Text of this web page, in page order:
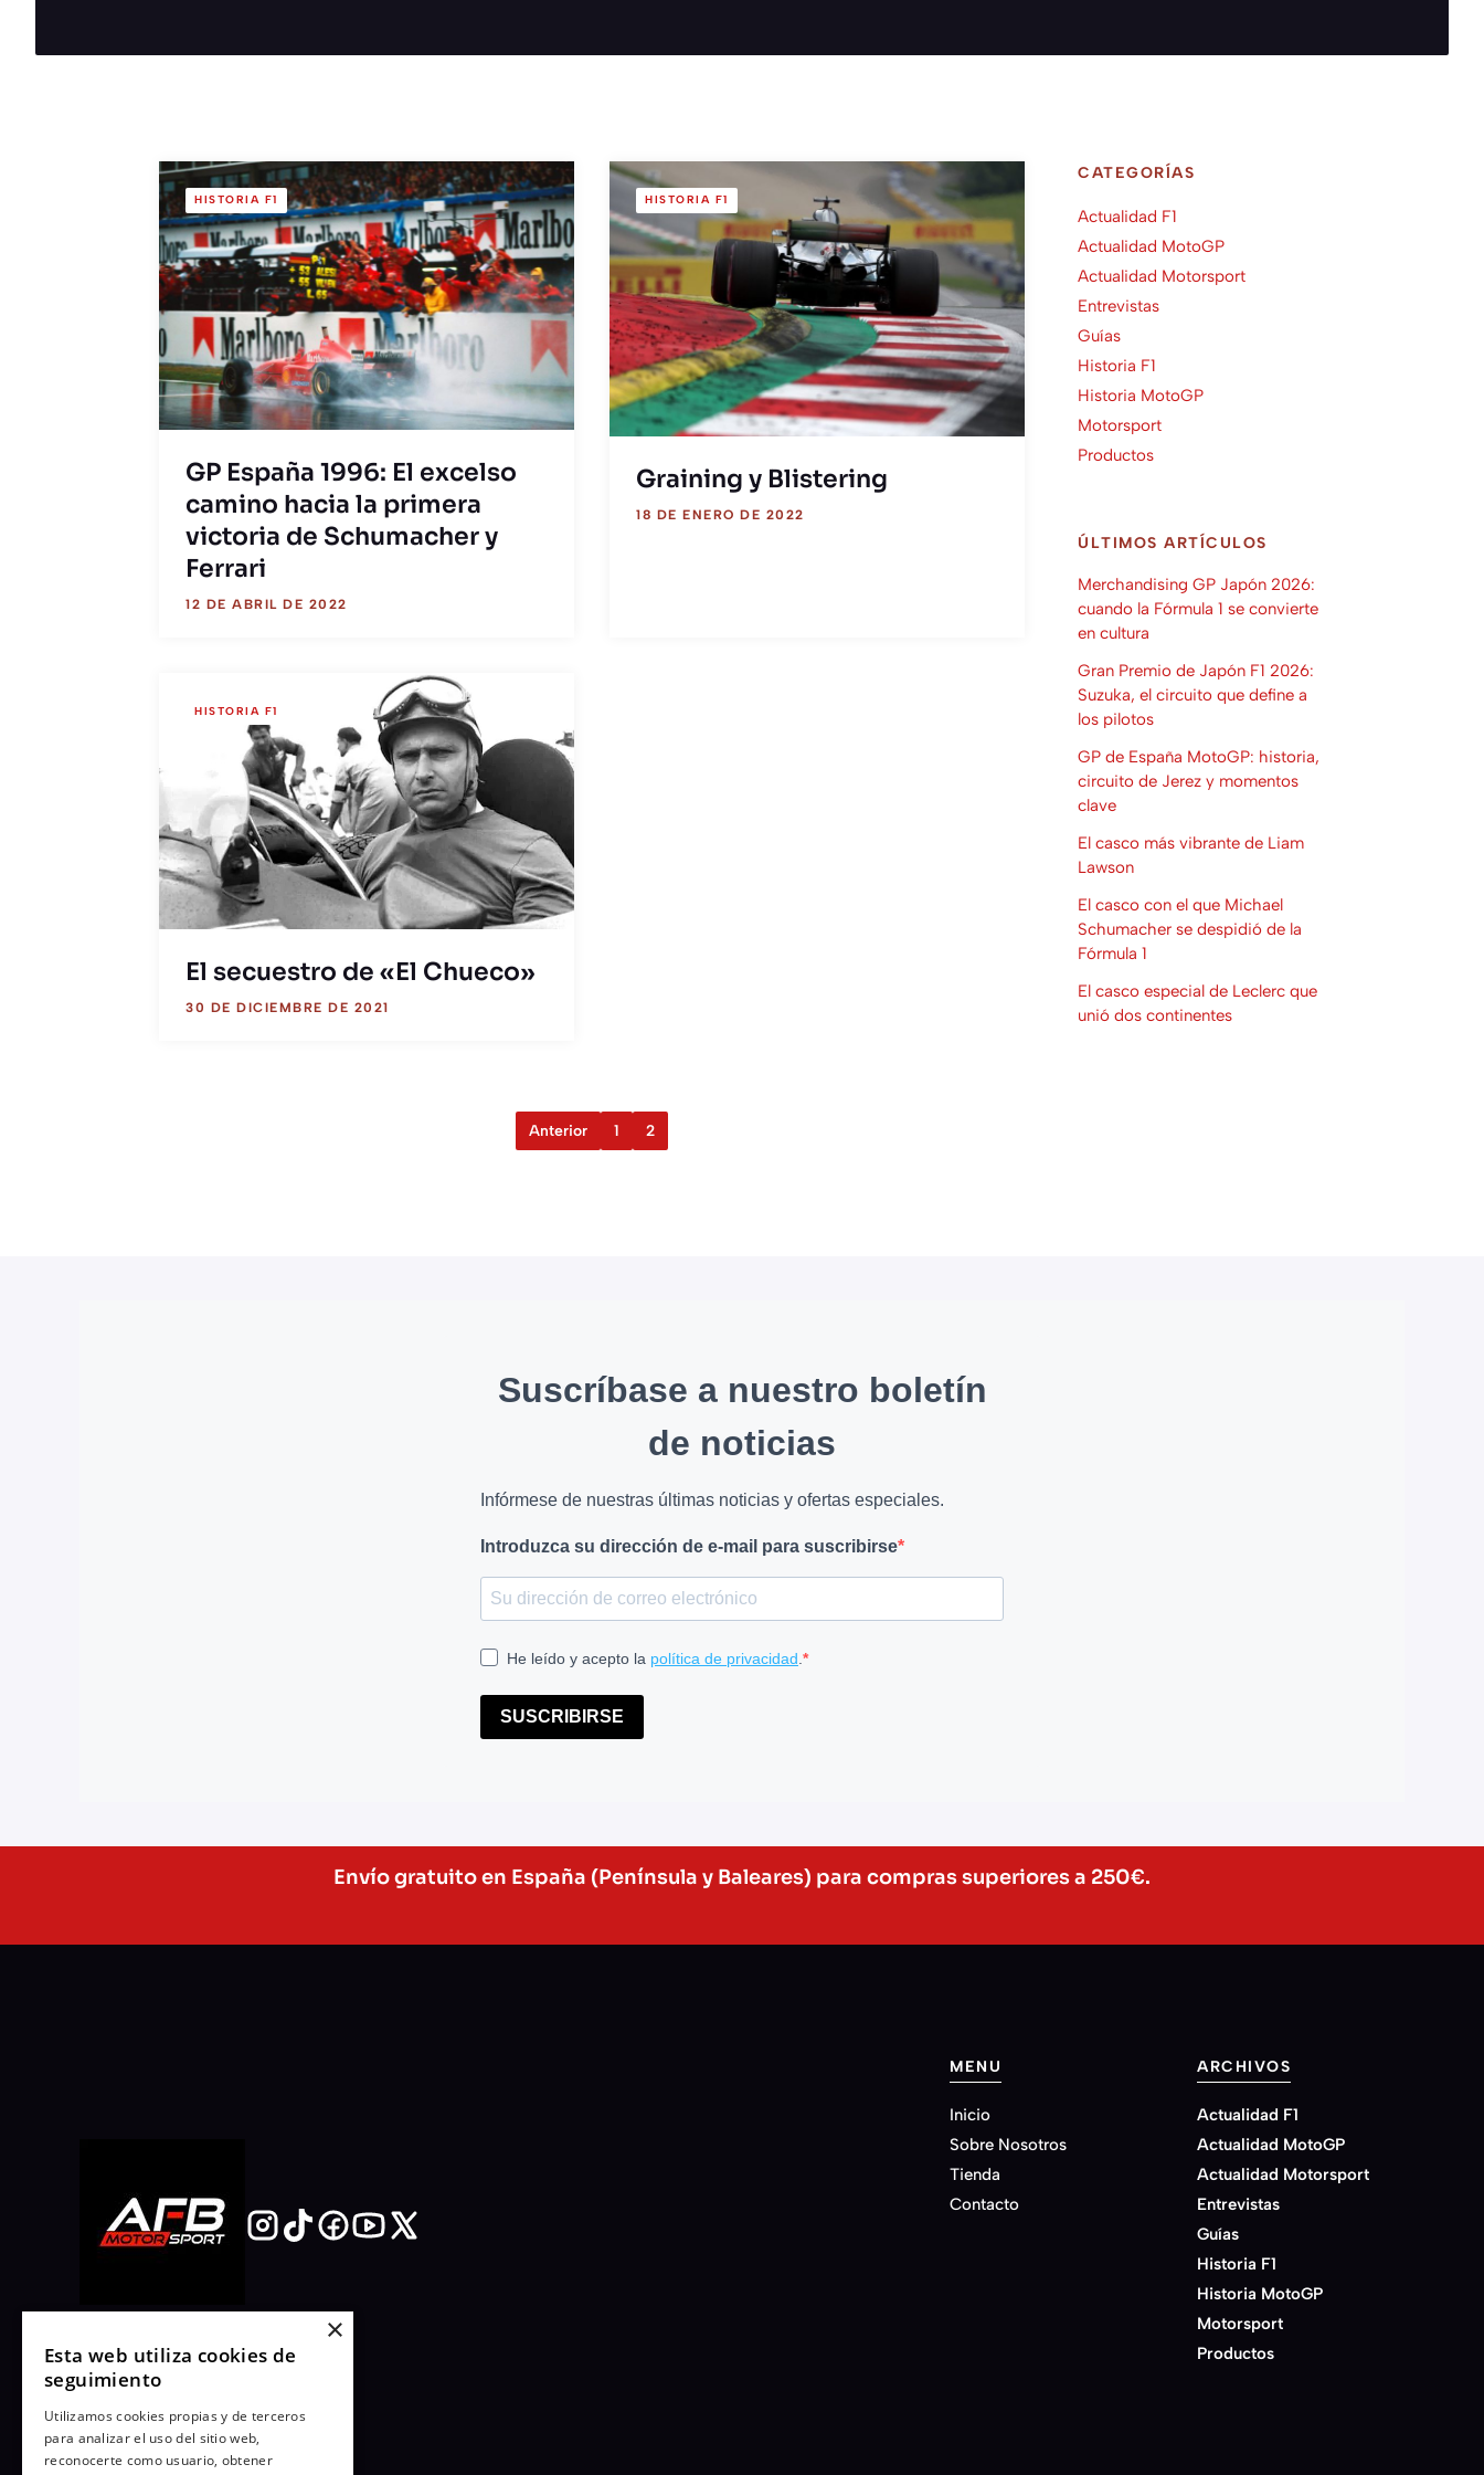
HISTORIA F1
GP España 1996: El excelso
camino hacia la primera
victoria de Schumacher y
Ferrari
12 DE ABRIL DE 2022
HISTORIA F1
Graining y Blistering
18 DE ENERO DE 2022
HISTORIA F1
El secuestro de «El Chueco»
30 DE DICIEMBRE DE 2021
Anterior 1 2
CATEGORÍAS
Actualidad F1
Actualidad MotoGP
Actualidad Motorsport
Entrevistas
Guías
Historia F1
Historia MotoGP
Motorsport
Productos
ÚLTIMOS ARTÍCULOS
Merchandising GP Japón 2026:
cuando la Fórmula 1 se convierte
en cultura
Gran Premio de Japón F1 2026:
Suzuka, el circuito que define a
los pilotos
GP de España MotoGP: historia,
circuito de Jerez y momentos
clave
El casco más vibrante de Liam
Lawson
El casco con el que Michael
Schumacher se despidió de la
Fórmula 1
El casco especial de Leclerc que
unió dos continentes
Suscríbase a nuestro boletín
de noticias
Infórmese de nuestras últimas noticias y ofertas especiales.
Introduzca su dirección de e-mail para suscribirse
He leído y acepto la política de privacidad
SUSCRIBIRSE
Envío gratuito en España (Península y Baleares) para compras superiores a 250€.
MENU
Inicio
Sobre Nosotros
Tienda
Contacto
ARCHIVOS
Actualidad F1
Actualidad MotoGP
Actualidad Motorsport
Entrevistas
Guías
Historia F1
Historia MotoGP
Motorsport
Productos
×
Esta web utiliza cookies de
seguimiento
Utilizamos cookies propias y de terceros
para analizar el uso del sitio web,
reconocerte como usuario, obtener